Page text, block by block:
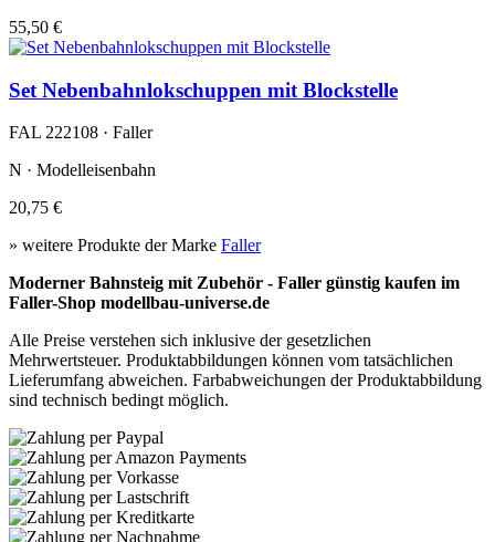
55,50 €
Set Nebenbahnlokschuppen mit Blockstelle
FAL 222108 · Faller
N · Modelleisenbahn
20,75 €
» weitere Produkte der Marke Faller
Moderner Bahnsteig mit Zubehör - Faller günstig kaufen im
Faller-Shop modellbau-universe.de
Alle Preise verstehen sich inklusive der gesetzlichen
Mehrwertsteuer. Produktabbildungen können vom tatsächlichen
Lieferumfang abweichen. Farbabweichungen der Produktabbildung
sind technisch bedingt möglich.